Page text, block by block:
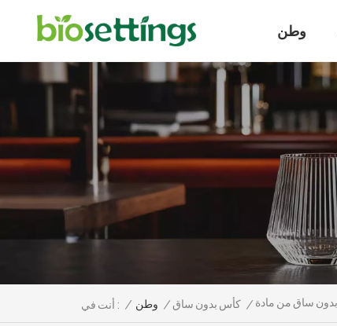
وطن
أنت في : / وطن / كأس بدون ساق /